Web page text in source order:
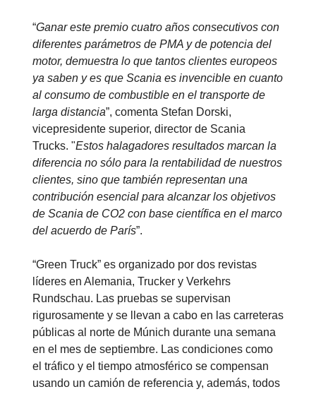
“Ganar este premio cuatro años consecutivos con
diferentes parámetros de PMA y de potencia del
motor, demuestra lo que tantos clientes europeos
ya saben y es que Scania es invencible en cuanto
al consumo de combustible en el transporte de
larga distancia”, comenta Stefan Dorski,
vicepresidente superior, director de Scania
Trucks. "Estos halagadores resultados marcan la
diferencia no sólo para la rentabilidad de nuestros
clientes, sino que también representan una
contribución esencial para alcanzar los objetivos
de Scania de CO2 con base científica en el marco
del acuerdo de París”.
“Green Truck” es organizado por dos revistas
líderes en Alemania, Trucker y Verkehrs
Rundschau. Las pruebas se supervisan
rigurosamente y se llevan a cabo en las carreteras
públicas al norte de Múnich durante una semana
en el mes de septiembre. Las condiciones como
el tráfico y el tiempo atmosférico se compensan
usando un camión de referencia y, además, todos